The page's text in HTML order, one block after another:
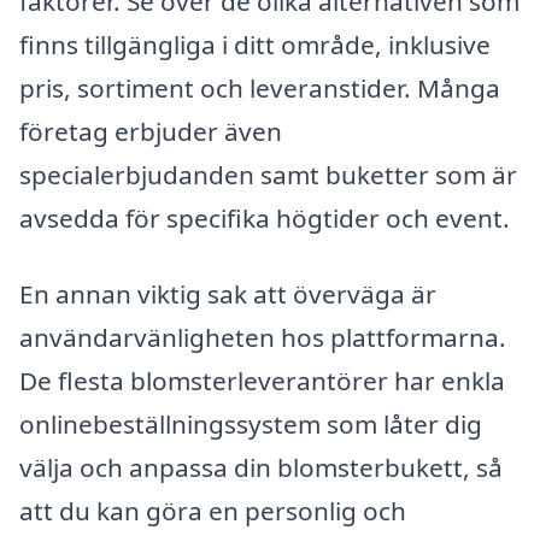
finns tillgängliga i ditt område, inklusive
pris, sortiment och leveranstider. Många
företag erbjuder även
specialerbjudanden samt buketter som är
avsedda för specifika högtider och event.
En annan viktig sak att överväga är
användarvänligheten hos plattformarna.
De flesta blomsterleverantörer har enkla
onlinebeställningssystem som låter dig
välja och anpassa din blomsterbukett, så
att du kan göra en personlig och